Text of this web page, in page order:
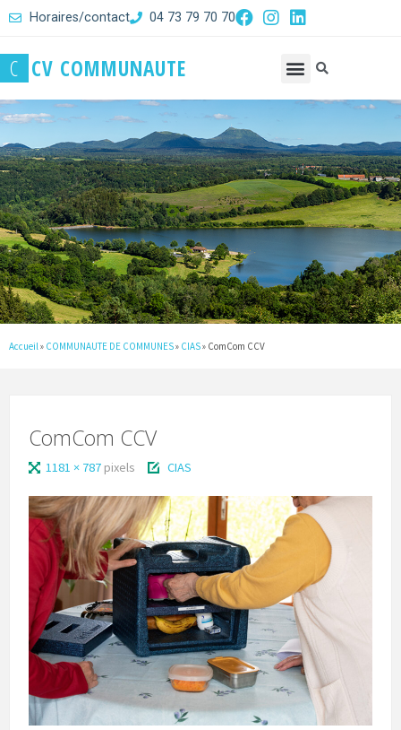
Horaires/contact 04 73 79 70 70
C CV COMMUNAUTE
Accueil » COMMUNAUTE DE COMMUNES» CIAS» ComCom CCV
ComCom CCV
1181 × 787 pixels CIAS